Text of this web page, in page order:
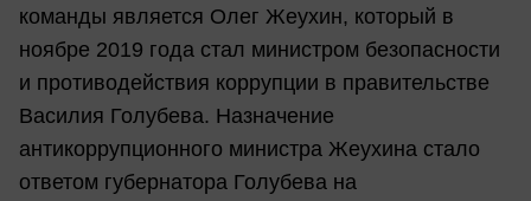
команды является Олег Жеухин, который в
ноябре 2019 года стал министром безопасности
и противодействия коррупции в правительстве
Василия Голубева. Назначение
антикоррупционного министра Жеухина стало
ответом губернатора Голубева на